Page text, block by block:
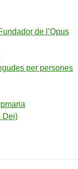
de l’Opus
per persones
Dei)